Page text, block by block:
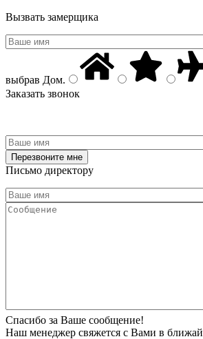
Вызвать замерщика
выбрав Дом.
Заказать звонок
Письмо директору
Спасибо за Ваше сообщение!
Наш менеджер свяжется с Вами в